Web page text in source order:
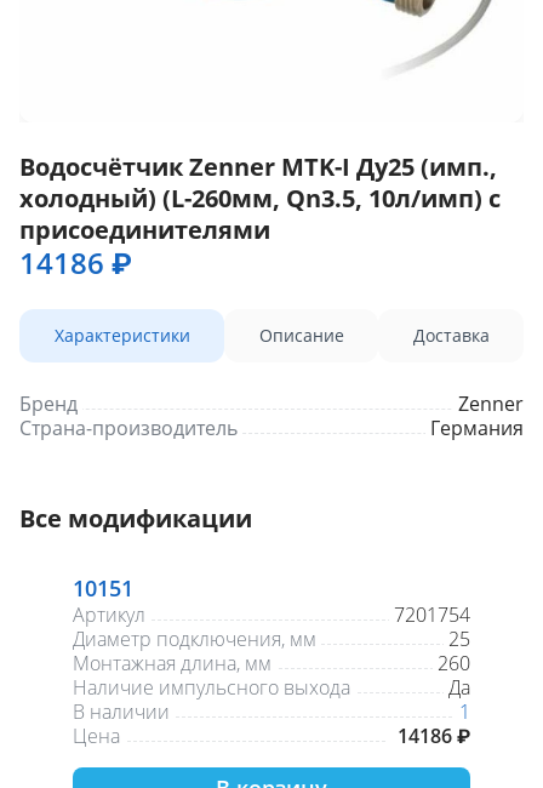
Водосчётчик Zenner MTK-I Ду25 (имп.,
холодный) (L-260мм, Qn3.5, 10л/имп) с
присоединителями
14186 ₽
Характеристики Описание Доставка
Бренд
Zenner
Страна-производитель
Германия
Все модификации
10151
Артикул
7201754
Диаметр подключения, мм
25
Монтажная длина, мм
260
Наличие импульсного выхода
Да
В наличии
1
Цена
14186 ₽